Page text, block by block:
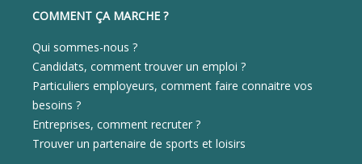
COMMENT ÇA MARCHE ?
Qui sommes-nous ?
Candidats, comment trouver un emploi ?
Particuliers employeurs, comment faire connaitre vos
besoins ?
Entreprises, comment recruter ?
Trouver un partenaire de sports et loisirs